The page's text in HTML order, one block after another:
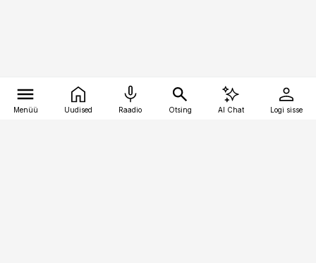
Menüü Uudised Raadio Otsing AI Chat Logi sisse